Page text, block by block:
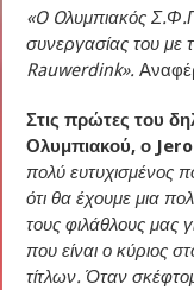
«O Oλυμπιακός
συνεργασίας του με
Rauwerdink».
Στις πρώτες του
Ολυμπιακού, ο
πολύ ευτυχισμένος
ότι θα έχουμε μια
τους φιλάθλους μας
που είναι ο κύριος
τίτλων. Όταν